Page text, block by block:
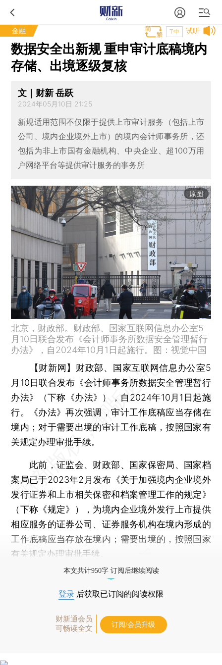
金融 试听
T中
数据安全出新规 重申审计底稿境内
存储、出境逐级复核
文｜财新 岳跃
2024年05月10日 21:25
新规适用范围不仅限于提供上市审计服务（包括上市
公司、境内企业境外上市）的境内会计师事务所，还
包括为非上市国有金融机构、中央企业、超100万用
户网络平台等提供审计服务的事务所
原图
北京，财政部。财政部、国家互联网信息办公室5
月10日联合发布《会计师事务所数据安全管理暂行
办法》，自2024年10月1日起施行。图：视觉中国
【财新网】 财政部、国家互联网信息办公室5
月10日联合发布《会计师事务所数据安全管理暂行
办法》（下称《办法》），自2024年10月1日起施
行。《办法》再次强调，审计工作底稿应当存储在
境内；对于需要出境的审计工作底稿，按照国家有
关规定办理审批手续。
此前，证监会、财政部、国家保密局、国家档
案局已于2023年2月发布《关于加强境内企业境外
发行证券和上市相关保密和档案管理工作的规定》
（下称《规定》），为境内企业境外发行上市提供
相应服务的证券公司、证券服务机构在境内形成的
工作底稿应当存放在境内；需要出境的，按照国家
有关规定办理审批手续。
本文共计950字 订阅后继续阅读
登录 后获取已订阅的阅读权限
财新通会员
可畅读全文
订阅/会员升级